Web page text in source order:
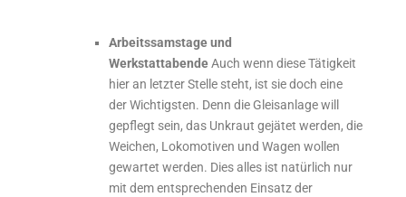
Arbeitssamstage und
WerkstattabendeAuch wenn diese Tätigkeit
hier an letzter Stelle steht, ist sie doch eine
der Wichtigsten. Denn die Gleisanlage will
gepflegt sein, das Unkraut gejätet werden, die
Weichen, Lokomotiven und Wagen wollen
gewartet werden. Dies alles ist natürlich nur
mit dem entsprechenden Einsatz der